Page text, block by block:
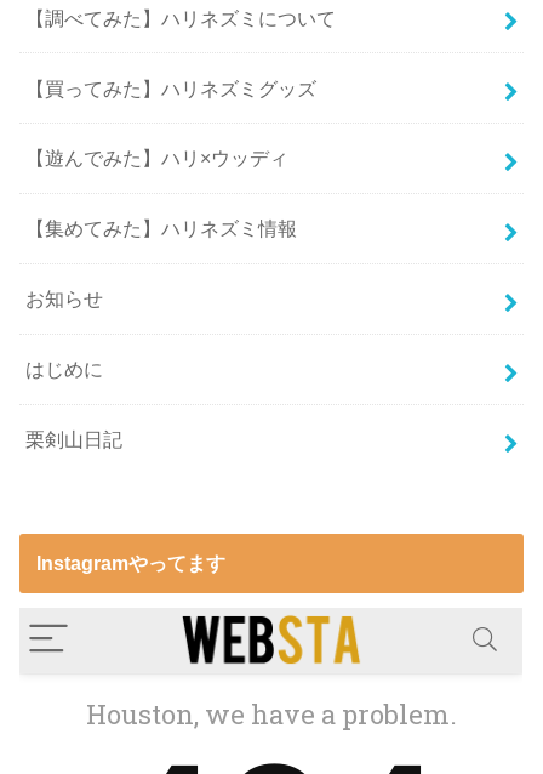
【調べてみた】ハリネズミについて
【買ってみた】ハリネズミグッズ
【遊んでみた】ハリ×ウッディ
【集めてみた】ハリネズミ情報
お知らせ
はじめに
栗剣山日記
Instagramやってます